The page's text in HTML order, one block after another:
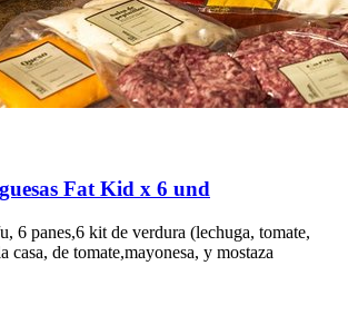
Fat Kid x 6 und
6 panes,6 kit de verdura (lechuga, tomate,
casa, de tomate,mayonesa, y mostaza